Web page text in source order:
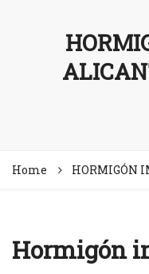
Home HORMIGÓN
Hormigón